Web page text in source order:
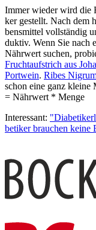
Immer wieder wird die
ker ge­stellt. Nach dem
bens­mit­tel voll­stän­dig
duk­tiv. Wenn Sie nach
Nähr­wert su­chen,
Frucht­auf­strich aus
Port­wein. Ribes
schon eine ganz kleine
= Nähr­wert * Menge
Interessant:
be­ti­ker brau­chen kei­ne